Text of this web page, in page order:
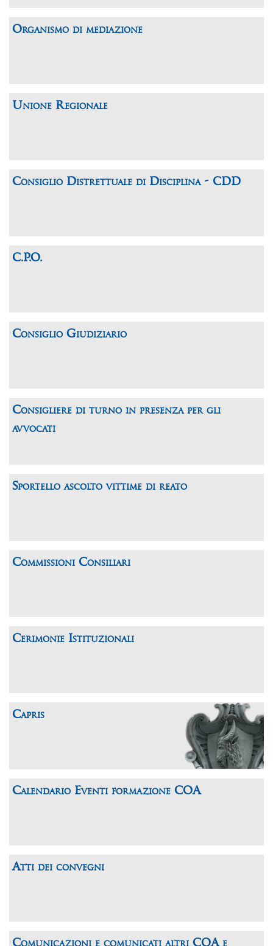
Organismo di mediazione
Unione Regionale
Consiglio Distrettuale di Disciplina - CDD
C.P.O.
Consiglio Giudiziario
Consigliere di turno in presenza per gli
avvocati
Sportello ascolto vittime di reato
Commissioni Consiliari
Cerimonie Istituzionali
Capris
Calendario Eventi formazione COA
Atti dei convegni
Comunicazioni e comunicati altri COA e